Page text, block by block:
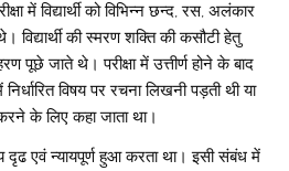
में विद्यार्थी को विभिन्न छन्द, रस, अलंकार
की स्मरण शक्ति की कसौटी हेतु
पूछे जाते थे। परीक्षा में उत्तीर्ण होने के बाद
निर्धारित विषय पर रचना लिखनी पड़ती थी या
के लिए कहा जाता था।
दृढ एवं न्यायपूर्ण हुआ करता था। इसी संबंध में